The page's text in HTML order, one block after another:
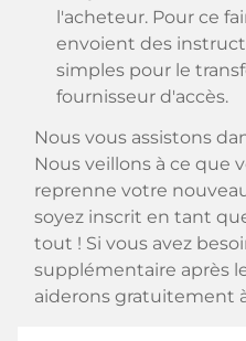
l'acheteur. Pour ce
envoient des
simples pour le
fournisseur d'accès.
Nous vous assistons
Nous veillons à ce que
reprenne votre
soyez inscrit en tant
tout ! Si vous avez
supplémentaire après
aiderons gratuitement